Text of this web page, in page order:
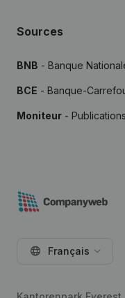
Sources
BNB - Banque
BCE - Banque-
Moniteur -
Français